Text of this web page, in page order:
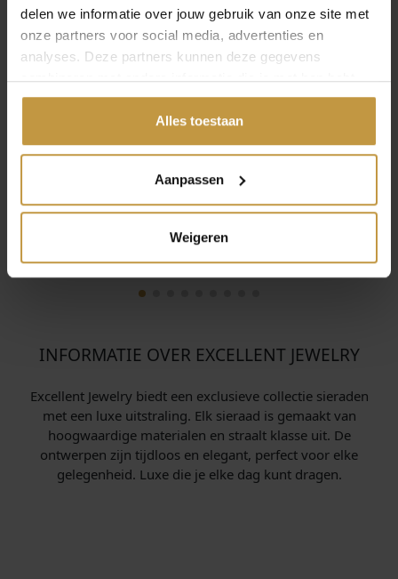
delen we informatie over jouw gebruik van onze site met
onze partners voor social media, advertenties en
analyses. Deze partners kunnen deze gegevens
combineren met andere informatie die je met hen hebt
gedeeld of die ze hebben verzameld via jouw gebruik van
Alles toestaan
Aanpassen
Weigeren
INFORMATIE OVER EXCELLENT JEWELRY
Excellent Jewelry biedt een exclusieve collectie sieraden
met een luxe uitstraling. Elk sieraad is gemaakt van
hoogwaardige materialen en straalt klasse uit. De
ontwerpen zijn tijdloos en elegant, perfect voor elke
gelegenheid. Luxe die je elke dag kunt dragen.